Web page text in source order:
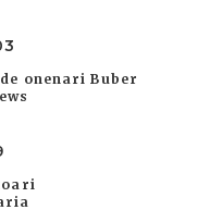
onenari Buber